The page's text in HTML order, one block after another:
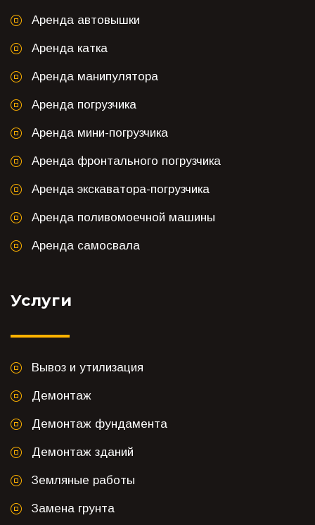
Аренда автовышки
Аренда катка
Аренда манипулятора
Аренда погрузчика
Аренда мини-погрузчика
Аренда фронтального погрузчика
Аренда экскаватора-погрузчика
Аренда поливомоечной машины
Аренда самосвала
Услуги
Вывоз и утилизация
Демонтаж
Демонтаж фундамента
Демонтаж зданий
Земляные работы
Замена грунта